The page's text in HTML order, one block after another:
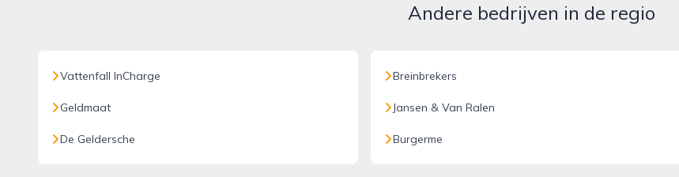
Andere bedrijven in de regio
Vattenfall InCharge
Geldmaat
De Geldersche
Breinbrekers
Jansen & Van Ralen
Burgerme